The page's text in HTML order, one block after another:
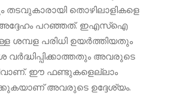
തൊഴിലാളികളെ
അദ്ദേഹം പറഞ്ഞത്. ഇഎസ്ഐ
പരിധി ഉയർത്തിയതും
വർദ്ധിപ്പിക്കാത്തതും അവരുടെ
ഈ ഫണ്ടുകളെല്ലാം
അവരുടെ ഉദ്ദേശ്യം.